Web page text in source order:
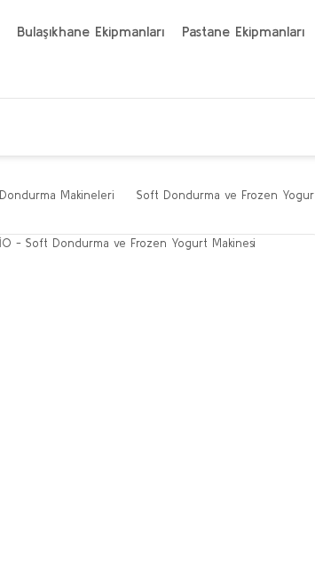
Bulaşıkhane Ekipmanları Pastane Ekipmanları
Dondurma Makineleri Soft Dondurma ve Frozen